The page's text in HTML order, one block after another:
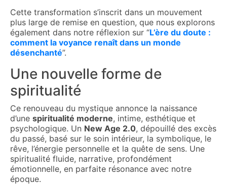
Cette transformation s’inscrit dans un mouvement
plus large de remise en question, que nous explorons
également dans notre réflexion sur “L’ère du doute :
comment la voyance renaît dans un monde
désenchanté”.
Une nouvelle forme de
spiritualité
Ce renouveau du mystique annonce la naissance
d’une spiritualité moderne, intime, esthétique et
psychologique. Un New Age 2.0, dépouillé des excès
du passé, basé sur le soin intérieur, la symbolique, le
rêve, l’énergie personnelle et la quête de sens. Une
spiritualité fluide, narrative, profondément
émotionnelle, en parfaite résonance avec notre
époque.